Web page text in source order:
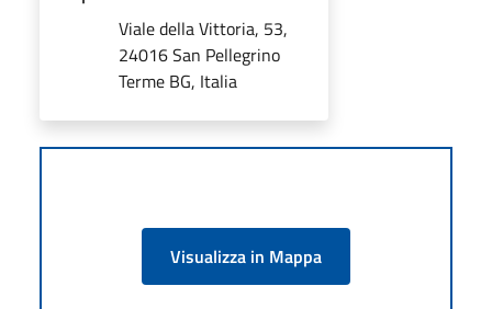
Viale della Vittoria, 53,
24016 San Pellegrino
Terme BG, Italia
Visualizza in Mappa